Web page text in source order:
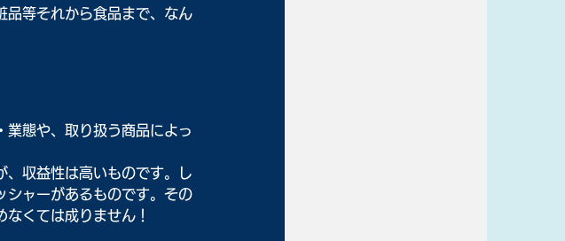
品等それから食品まで、なん
業態や、取り扱う商品によっ
、収益性は高いものです。し
シャーがあるものです。その
くては成りません！